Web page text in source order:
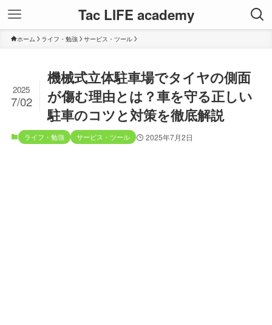
Tac LIFE academy
ホーム ライフ・勉強 サービス・ツール
機械式立体駐車場でタイヤの側面
が傷む理由とは？車を守る正しい
駐車のコツと対策を徹底解説
2025
7/02
ライフ・勉強 サービス・ツール 2025年7月2日